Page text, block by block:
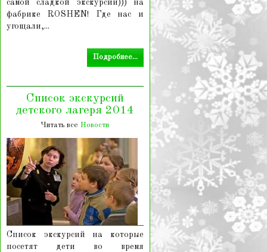
самой сладкой экскурсии))) на
фабрике ROSHEN! Где нас и
угощали,...
Подробнее...
Список экскурсий
детского лагеря 2014
Читать всеНовости
Список экскурсий на которые
посетят дети во время